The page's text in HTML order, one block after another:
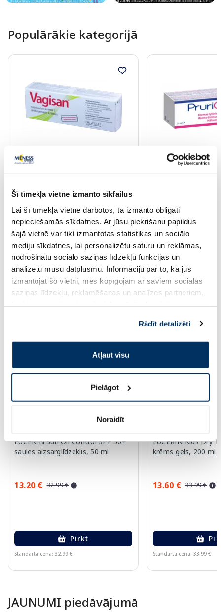
Šī tīmekļa vietne izmanto sīkfailus
Lai šī tīmekļa vietne darbotos, tā izmanto obligāti
nepieciešamās sīkdatnes. Ar jūsu piekrišanu papildus
šajā vietnē var tikt izmantotas statistikas un sociālo
mediju sīkdatnes, lai personalizētu saturu un reklāmas,
nodrošinātu sociālo saziņas līdzekļu funkcijas un
analizētu mūsu datplūsmu. Informāciju par to, kā jūs
izmantojat šo vietni, mēs kopīgojam ar saviem sociālās
saziņas līdzekļu, reklamēšanas un analīzes partneriem,
pakalpojumus. Ja piekrītat šo papildu sīkdatņu
izmantošanai, lūdzu, atzīmējiet savu izvēli:
Rādīt detalizēti
Atļaut visu
Pielāgot
Noraidīt
Populārākie kategorijā
VAGISAN mitrinošs krēms, 50 g
19.89 €
Pirkt
PRURIGYNE pH
Page 1 of 8
Saules aizsardzībai vasarā ☀️
EUCERIN Sun Oil Control SPF 50+
saules aizsarglīdzeklis, 50 ml
13.20 € 32.99 €
Pirkt
Standarta cena: 32.99 €
EUCERIN Kids Dry
krēms-gels, 200 ml
13.60 € 33.99 €
Standarta cena: 33.99 €
JAUNUMI piedāvājumā